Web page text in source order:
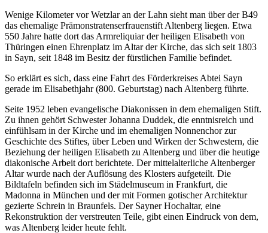
Wenige Kilometer vor Wetzlar an der Lahn sieht man über der B49
das ehemalige Prämonstratenserfrauenstift Altenberg liegen. Etwa
550 Jahre hatte dort das Armreliquiar der heiligen Elisabeth von
Thüringen einen Ehrenplatz im Altar der Kirche, das sich seit 1803
in Sayn, seit 1848 im Besitz der fürstlichen Familie befindet.
So erklärt es sich, dass eine Fahrt des Förderkreises Abtei Sayn
gerade im Elisabethjahr (800. Geburtstag) nach Altenberg führte.
Seite 1952 leben evangelische Diakonissen in dem ehemaligen Stift.
Zu ihnen gehört Schwester Johanna Duddek, die enntnisreich und
einfühlsam in der Kirche und im ehemaligen Nonnenchor zur
Geschichte des Stiftes, über Leben und Wirken der Schwestern, die
Beziehung der heiligen Elisabeth zu Altenberg und über die heutige
diakonische Arbeit dort berichtete. Der mittelalterliche Altenberger
Altar wurde nach der Auflösung des Klosters aufgeteilt. Die
Bildtafeln befinden sich im Städelmuseum in Frankfurt, die
Madonna in München und der mit Formen gotischer Architektur
gezierte Schrein in Braunfels. Der Sayner Hochaltar, eine
Rekonstruktion der verstreuten Teile, gibt einen Eindruck von dem,
was Altenberg leider heute fehlt.